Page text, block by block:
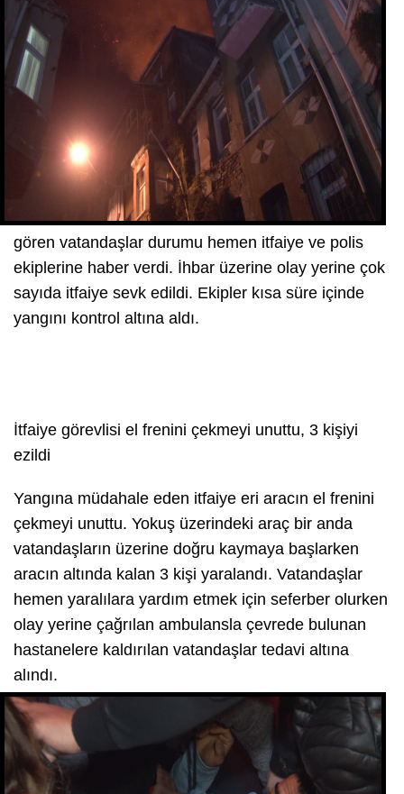
gören vatandaşlar durumu hemen itfaiye ve polis
ekiplerine haber verdi. İhbar üzerine olay yerine çok
sayıda itfaiye sevk edildi. Ekipler kısa süre içinde
yangını kontrol altına aldı.
İtfaiye görevlisi el frenini çekmeyi unuttu, 3 kişiyi
ezildi
Yangına müdahale eden itfaiye eri aracın el frenini
çekmeyi unuttu. Yokuş üzerindeki araç bir anda
vatandaşların üzerine doğru kaymaya başlarken
aracın altında kalan 3 kişi yaralandı. Vatandaşlar
hemen yaralılara yardım etmek için seferber olurken
olay yerine çağrılan ambulansla çevrede bulunan
hastanelere kaldırılan vatandaşlar tedavi altına
alındı.